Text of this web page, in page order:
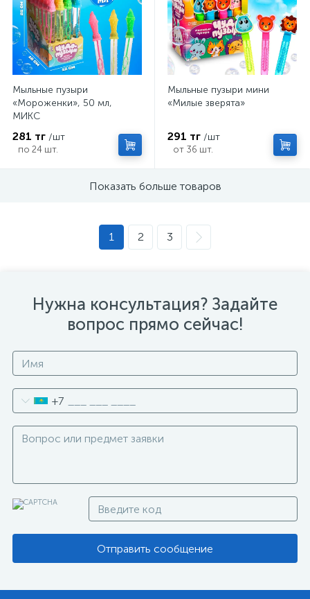
Мыльные пузыри
«Мороженки», 50 мл,
МИКС
281 тг /шт
по 24 шт.
Мыльные пузыри мини
«Милые зверята»
291 тг /шт
от 36 шт.
Показать больше товаров
1 2 3
Нужна консультация? Задайте
вопрос прямо сейчас!
+7
Отправить сообщение